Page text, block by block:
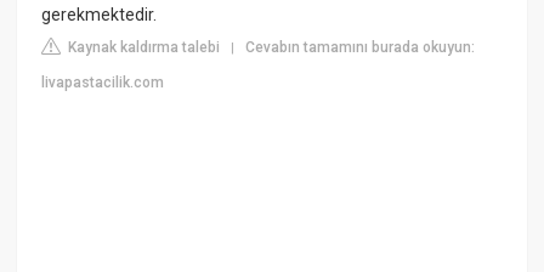
gerekmektedir.
Kaynak kaldırma talebi |Cevabın tamamını burada okuyun:
livapastacilik.com